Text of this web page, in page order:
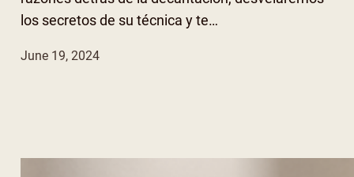
los secretos de su técnica y te…
June 19, 2024